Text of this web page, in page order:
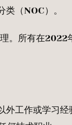
（NOC）。
。所有在2022
工作或学习经